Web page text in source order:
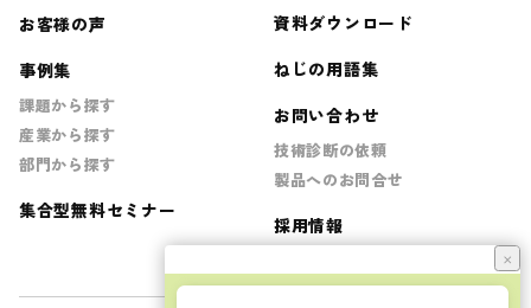
お客様の声
事例集
課題から探す
産業から探す
部門から探す
集合型無料セミナー
資料ダウンロード
ねじの用語集
お問い合わせ
技術診断の依頼
製品へのお問合せ
採用情報
×